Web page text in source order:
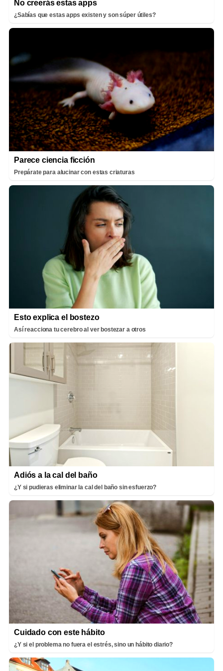
No creerás estas apps
¿Sabías que estas apps existen y son súper útiles?
Parece ciencia ficción
Prepárate para alucinar con estas criaturas
Esto explica el bostezo
Así reacciona tu cerebro al ver bostezar a otros
Adiós a la cal del baño
¿Y si pudieras eliminar la cal del baño sin esfuerzo?
Cuidado con este hábito
¿Y si el problema no fuera el estrés, sino un hábito diario?